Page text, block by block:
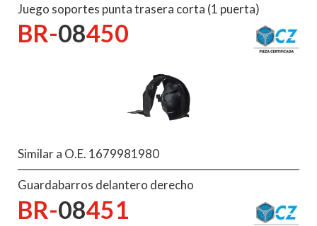
Juego soportes punta trasera corta (1 puerta)
BR-08450
Similar a O.E. 1679981980
Guardabarros delantero derecho
BR-08451